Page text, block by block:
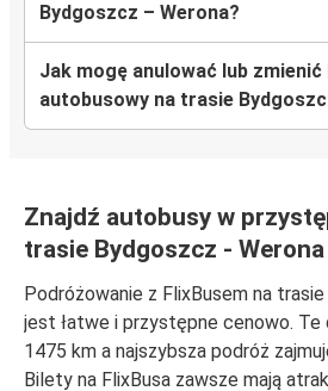
Bydgoszcz – Werona?
Jak mogę anulować lub zmienić
autobusowy na trasie
Znajdź autobusy w
trasie Bydgoszcz - Werona
Podróżowanie z FlixBusem na
jest łatwe i przystępne cenowo. Te
1475 km a najszybsza podróż
Bilety na FlixBusa zawsze mają